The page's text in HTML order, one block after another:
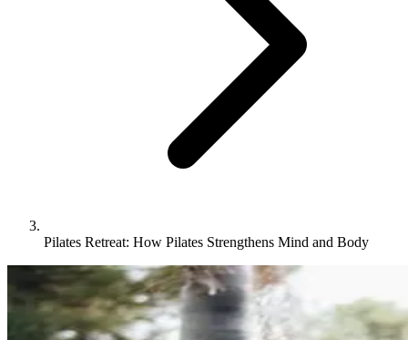
Pilates Retreat: How Pilates Strengthens Mind and Body